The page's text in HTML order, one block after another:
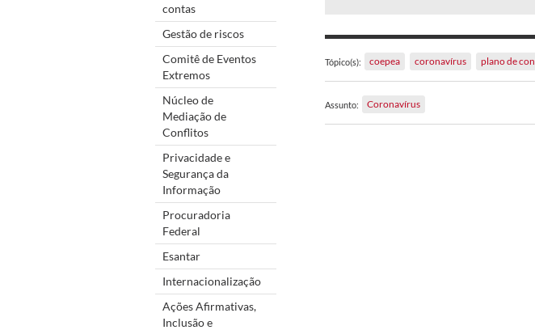
contas
Gestão de riscos
Comitê de Eventos
Extremos
Núcleo de
Mediação de
Conflitos
Privacidade e
Segurança da
Informação
Procuradoria
Federal
Esantar
Internacionalização
Ações Afirmativas,
Inclusão e
Tópico(s): coepea coronavírus plano de
Assunto: Coronavírus